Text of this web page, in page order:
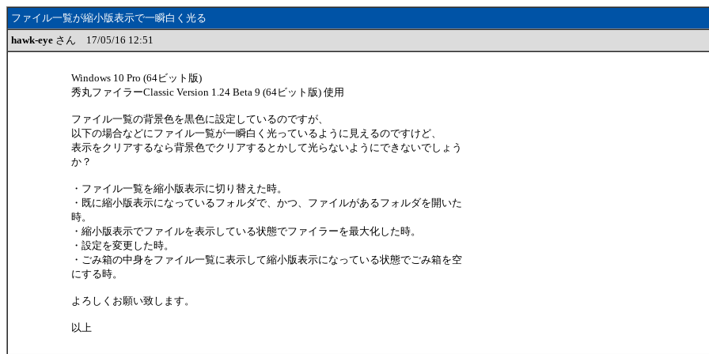
ファイル一覧が縮小版表示で一瞬白く光る
hawk-eye さん 17/05/16 12:51
Windows 10 Pro (64ビット版)
秀丸ファイラーClassic Version 1.24 Beta 9 (64ビット版) 使用
ファイル一覧の背景色を黒色に設定しているのですが、
以下の場合などにファイル一覧が一瞬白く光っているように見えるのですけど、
表示をクリアするなら背景色でクリアするとかして光らないようにできないでしょう
か？
・ファイル一覧を縮小版表示に切り替えた時。
・既に縮小版表示になっているフォルダで、かつ、ファイルがあるフォルダを開いた
時。
・縮小版表示でファイルを表示している状態でファイラーを最大化した時。
・設定を変更した時。
・ごみ箱の中身をファイル一覧に表示して縮小版表示になっている状態でごみ箱を空
にする時。
よろしくお願い致します。
以上